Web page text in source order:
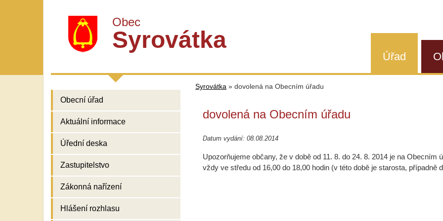
Obec
Syrovátka
Úřad
Obecní úřad
Aktuální informace
Úřední deska
Zastupitelstvo
Zákonná nařízení
Hlášení rozhlasu
Syrovátka » dovolená na Obecním úřadu
dovolená na Obecním úřadu
Datum vydání: 08.08.2014
Upozorňujeme občany, že v době od 11. 8. do 24. 8. 2014 je na Obecním
vždy ve středu od 16,00 do 18,00 hodin (v této době je starosta, případně